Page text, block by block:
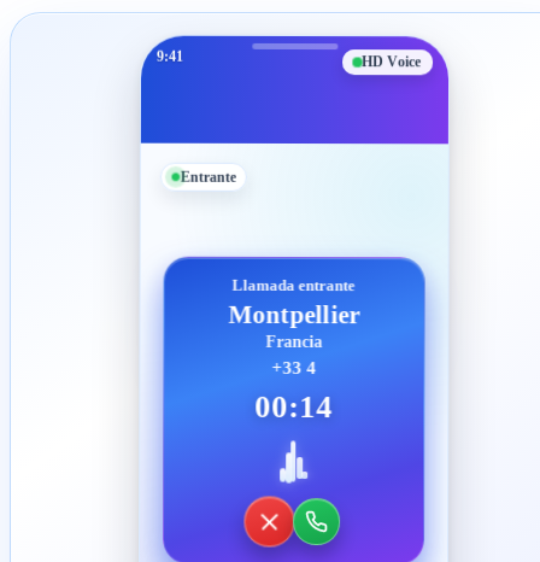
9:41 HD Voice
Entrante
Llamada entrante
Montpellier
Francia
+33 4
00:14